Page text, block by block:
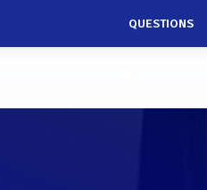
QUESTIONS